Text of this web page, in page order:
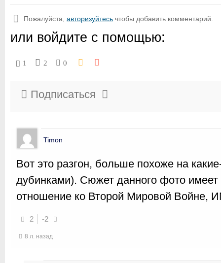
Пожалуйста, авторизуйтесь чтобы добавить комментарий.
или войдите с помощью:
1 2 0
Подписаться
Timon
Вот это разгон, больше похоже на
дубинками). Сюжет данного фото имеет
отношение ко Второй Мировой Войне,
2 -2
8 л. назад